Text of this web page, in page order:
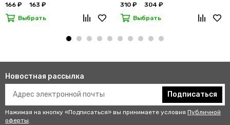
166 ₽
163 ₽
Выбрать
310 ₽
304 ₽
Выбрать
Новостная рассылка
Подписаться
Нажимая на кнопку «Подписаться» вы принимаете условия Публичной
оферты.